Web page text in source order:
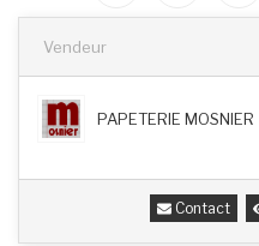
Vendeur
PAPETERIE MOSNIER
Contact